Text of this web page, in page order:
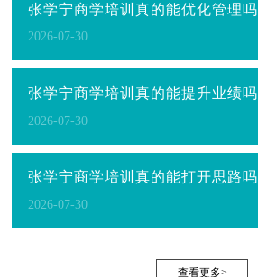
张学宁商学培训真的能优化管理吗
2026-07-30
张学宁商学培训真的能提升业绩吗
2026-07-30
张学宁商学培训真的能打开思路吗
2026-07-30
查看更多>